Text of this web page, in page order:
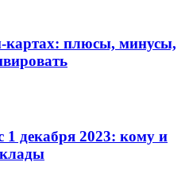
картах: плюсы, минусы,
декабря 2023: кому и